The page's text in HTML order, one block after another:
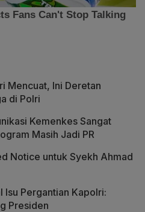
Mencuat, Ini Deretan
di Polri
Kemenkes Sangat
Masih Jadi PR
Notice untuk Syekh Ahmad
Isu Pergantian Kapolri:
Presiden